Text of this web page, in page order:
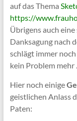
auf das Thema
https://
Übrigens auch
Danksagung nach
schlägt immer
kein Problem mehr
Hier noch einige
geistlichen Anlass
Paten: